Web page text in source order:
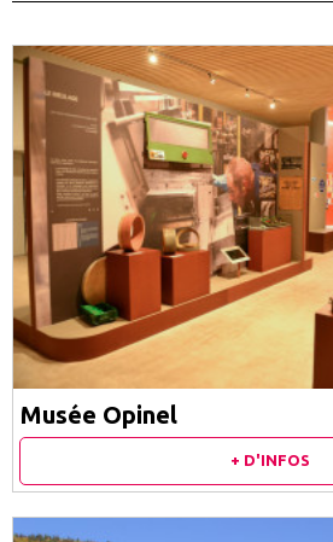
Musée Opinel
+ D'INFOS